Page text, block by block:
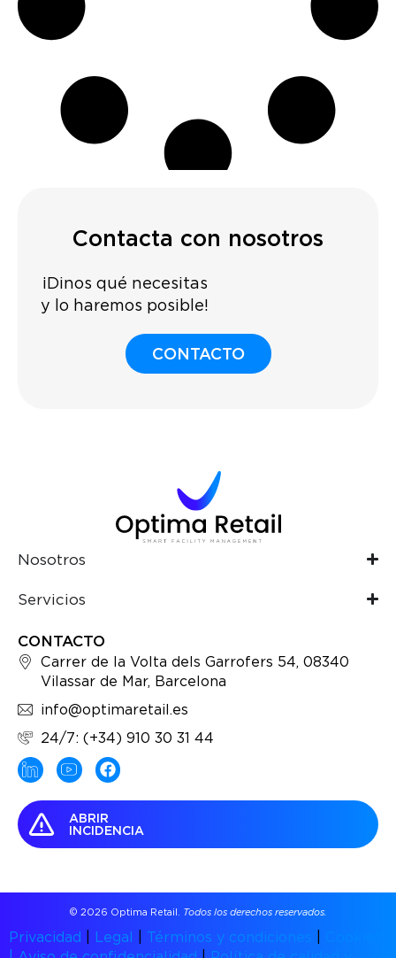
Contacta con nosotros
¡Dinos qué necesitas
y lo haremos posible!
CONTACTO
Nosotros
Servicios
CONTACTO
Carrer de la Volta dels Garrofers 54, 08340
Vilassar de Mar, Barcelona
info@optimaretail.es
24/7: (+34) 910 30 31 44
ABRIR
INCIDENCIA
© 2026 Optima Retail. Todos los derechos reservados.
Privacidad Legal Términos y condiciones